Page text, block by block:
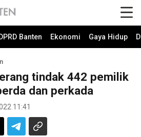
DPRD Banten Ekonomi Gaya Hidup
tindak 442 pemilik
dan perkada
11:41